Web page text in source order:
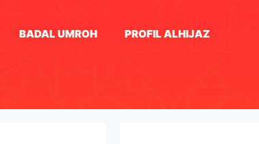
BADAL UMROH PROFIL ALHIJAZ